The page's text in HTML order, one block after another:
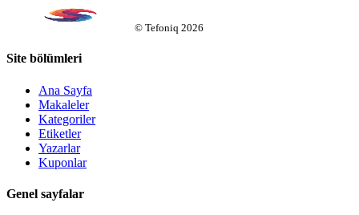
© Tefoniq 2026
Site bölümleri
Ana Sayfa
Makaleler
Kategoriler
Etiketler
Yazarlar
Kuponlar
Genel sayfalar